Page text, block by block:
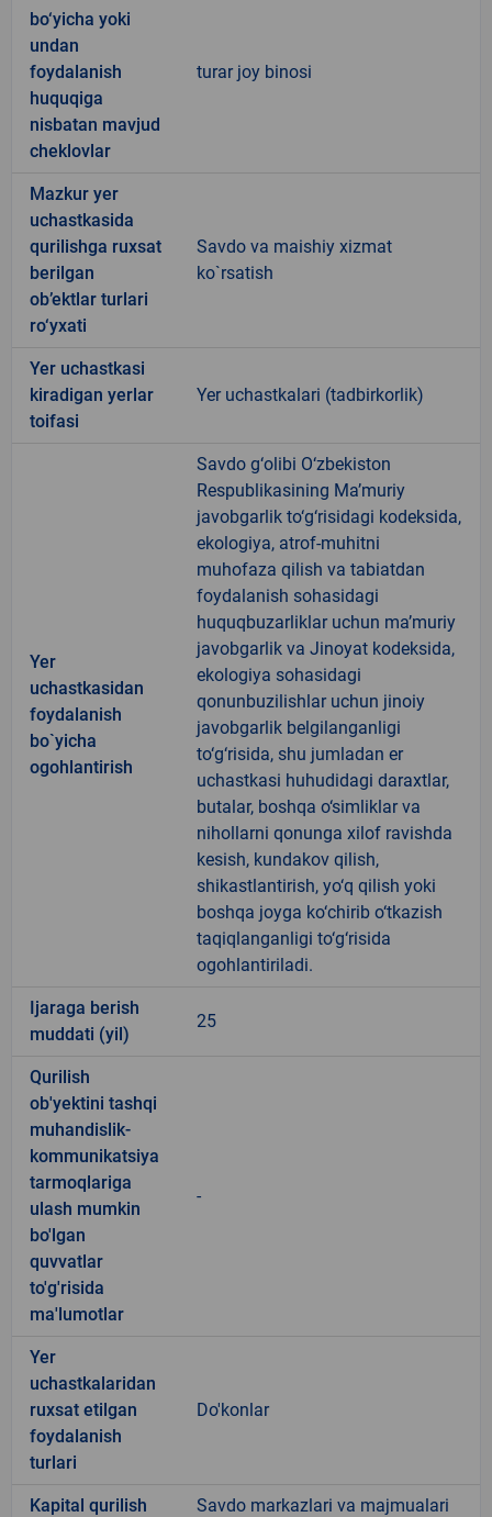
bo‘yicha yoki
undan
foydalanish
huquqiga
nisbatan mavjud
cheklovlar
turar joy binosi
Mazkur yer
uchastkasida
qurilishga ruxsat
berilgan
ob’ektlar turlari
ro‘yxati
Savdo va maishiy xizmat
ko`rsatish
Yer uchastkasi
kiradigan yerlar
toifasi
Yer uchastkalari (tadbirkorlik)
Yer
uchastkasidan
foydalanish
bo`yicha
ogohlantirish
Savdo g‘olibi O‘zbekiston
Respublikasining Ma’muriy
javobgarlik to‘g‘risidagi kodeksida,
ekologiya, atrof-muhitni
muhofaza qilish va tabiatdan
foydalanish sohasidagi
huquqbuzarliklar uchun ma’muriy
javobgarlik va Jinoyat kodeksida,
ekologiya sohasidagi
qonunbuzilishlar uchun jinoiy
javobgarlik belgilanganligi
to‘g‘risida, shu jumladan er
uchastkasi huhudidagi daraxtlar,
butalar, boshqa o‘simliklar va
nihollarni qonunga xilof ravishda
kesish, kundakov qilish,
shikastlantirish, yo‘q qilish yoki
boshqa joyga ko‘chirib o‘tkazish
taqiqlanganligi to‘g‘risida
ogohlantiriladi.
Ijaraga berish
muddati (yil)
25
Qurilish
ob'yektini tashqi
muhandislik-
kommunikatsiya
tarmoqlariga
ulash mumkin
bo'lgan
quvvatlar
to'g'risida
ma'lumotlar
-
Yer
uchastkalaridan
ruxsat etilgan
foydalanish
turlari
Do'konlar
Kapital qurilish
Savdo markazlari va majmualari